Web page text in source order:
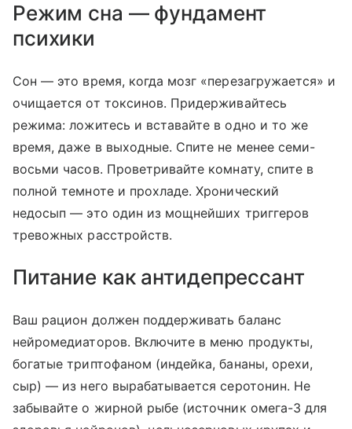
Режим сна — фундамент
психики
Сон — это время, когда мозг «перезагружается» и
очищается от токсинов. Придерживайтесь
режима: ложитесь и вставайте в одно и то же
время, даже в выходные. Спите не менее семи-
восьми часов. Проветривайте комнату, спите в
полной темноте и прохладе. Хронический
недосып — это один из мощнейших триггеров
тревожных расстройств.
Питание как антидепрессант
Ваш рацион должен поддерживать баланс
нейромедиаторов. Включите в меню продукты,
богатые триптофаном (индейка, бананы, орехи,
сыр) — из него вырабатывается серотонин. Не
забывайте о жирной рыбе (источник омега-3 для